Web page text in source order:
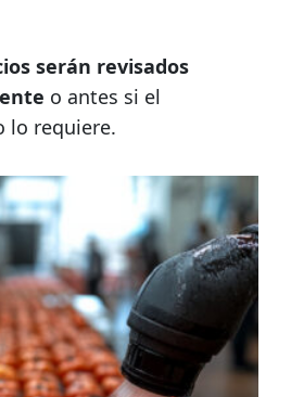
serán revisados
o antes si el
lo requiere.